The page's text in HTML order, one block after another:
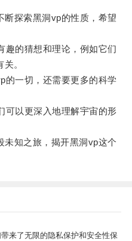
探索黑洞vp的性质，希望
的猜想和理论，例如它们
。
一切，还需要更多的科学
以更深入地理解宇宙的形
知之旅，揭开黑洞vp这个
来了无限的隐私保护和安全性保